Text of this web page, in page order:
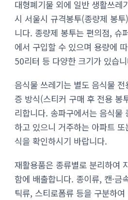
대형폐기물 외에 일반 생활쓰레
시 서울시 규격봉투(종량제 봉
니다. 종량제 봉투는 편의점, 슈
에서 구입할 수 있으며 용량에
50리터 등 다양한 크기가 있습
음식물 쓰레기는 별도 음식물
증 방식(스티커 구매 후 전용 봉
리합니다. 송파구에서는 음식물
하고 있으니 거주하는 아파트
식을 확인하시기 바랍니다.
재활용품은 종류별로 분리하여
함에 배출합니다. 종이류, 캔·금
틱류, 스티로폼류 등을 구분하